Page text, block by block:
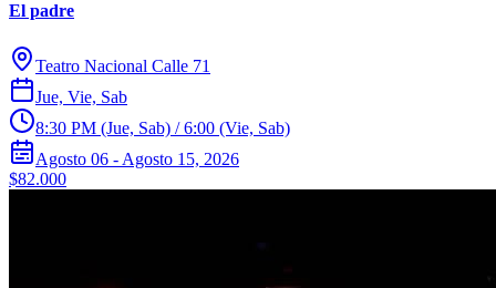
El padre
Teatro Nacional Calle 71
Jue, Vie, Sab
8:30 PM (Jue, Sab) / 6:00 (Vie, Sab)
Agosto 06 - Agosto 15, 2026
$82.000